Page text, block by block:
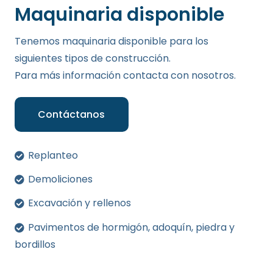
Maquinaria disponible
Tenemos maquinaria disponible para los
siguientes tipos de construcción.
Para más información contacta con nosotros.
Contáctanos
Replanteo
Demoliciones
Excavación y rellenos
Pavimentos de hormigón, adoquín, piedra y
bordillos